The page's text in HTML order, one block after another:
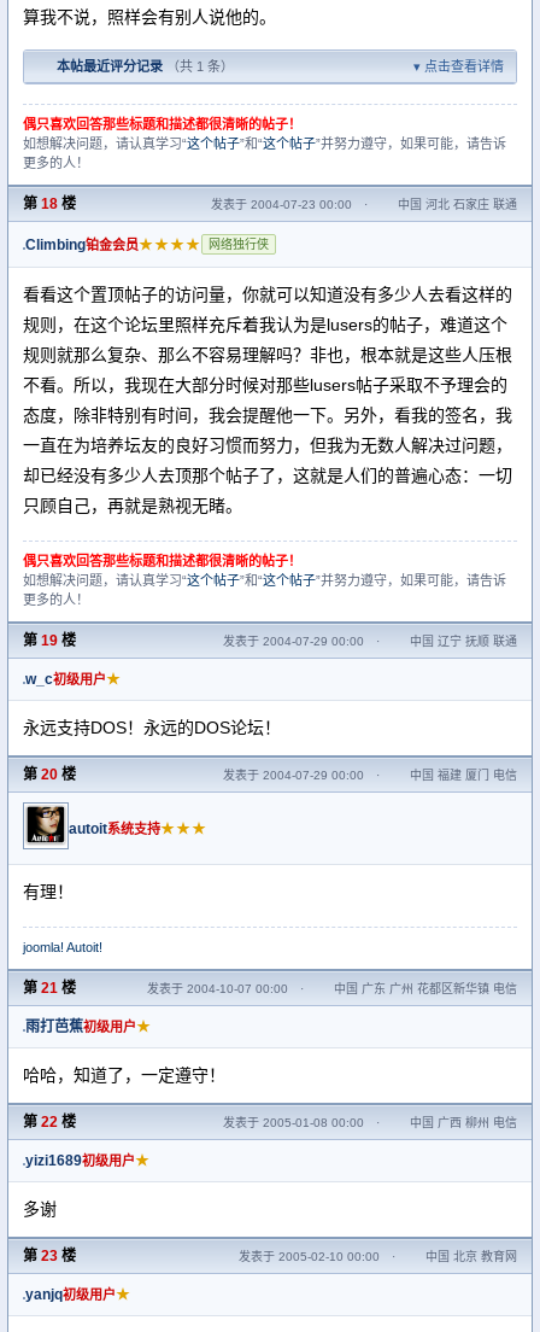
算我不说，照样会有别人说他的。
本帖最近评分记录 （共 1 条） 点击查看详情
偶只喜欢回答那些标题和描述都很清晰的帖子！
如想解决问题，请认真学习“这个帖子”和“这个帖子”并努力遵守，如果可能，请告诉
更多的人！
第 18 楼 发表于 2004-07-23 00:00 · 中国 河北 石家庄 联通
Climbing铂金会员★★★★ 网络独行侠
看看这个置顶帖子的访问量，你就可以知道没有多少人去看这样的
规则，在这个论坛里照样充斥着我认为是lusers的帖子，难道这个
规则就那么复杂、那么不容易理解吗？非也，根本就是这些人压根
不看。所以，我现在大部分时候对那些lusers帖子采取不予理会的
态度，除非特别有时间，我会提醒他一下。另外，看我的签名，我
一直在为培养坛友的良好习惯而努力，但我为无数人解决过问题，
却已经没有多少人去顶那个帖子了，这就是人们的普遍心态：一切
只顾自己，再就是熟视无睹。
偶只喜欢回答那些标题和描述都很清晰的帖子！
如想解决问题，请认真学习“这个帖子”和“这个帖子”并努力遵守，如果可能，请告诉
更多的人！
第 19 楼 发表于 2004-07-29 00:00 · 中国 辽宁 抚顺 联通
w_c初级用户★
永远支持DOS！永远的DOS论坛！
第 20 楼 发表于 2004-07-29 00:00 · 中国 福建 厦门 电信
autoit系统支持★★★
有理！
joomla! Autoit!
第 21 楼 发表于 2004-10-07 00:00 · 中国 广东 广州 花都区新华镇 电信
雨打芭蕉初级用户★
哈哈，知道了，一定遵守！
第 22 楼 发表于 2005-01-08 00:00 · 中国 广西 柳州 电信
yizi1689初级用户★
多谢
第 23 楼 发表于 2005-02-10 00:00 · 中国 北京 教育网
yanjq初级用户★